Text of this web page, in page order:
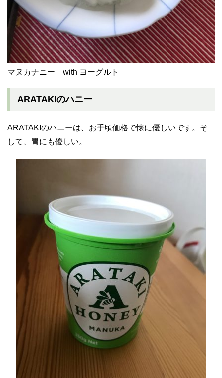
マヌカナニー with ヨーグルト
ARATAKIのハニー
ARATAKIのハニーは、お手頃価格で懐に優しいです。そ
して、胃にも優しい。